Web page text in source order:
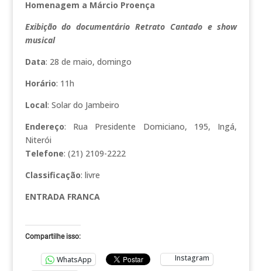
Homenagem a Márcio Proença
Exibição do documentário Retrato Cantado e show
musical
Data: 28 de maio, domingo
Horário: 11h
Local: Solar do Jambeiro
Endereço: Rua Presidente Domiciano, 195, Ingá,
Niterói
Telefone: (21) 2109-2222
Classificação: livre
ENTRADA FRANCA
Compartilhe isso:
WhatsApp
Instagram